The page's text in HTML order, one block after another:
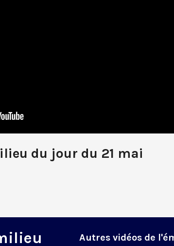
du jour du 21 mai
Autres vidéos de